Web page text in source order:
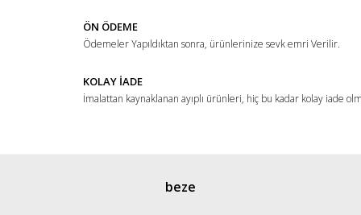
Gönder
ÖN ÖDEME
Ödemeler Yapıldıktan sonra, ürünlerinize sevk emri Verilir.
KOLAY İADE
İmalattan kaynaklanan ayıplı ürünleri, hiç bu kadar kolay iade
beze